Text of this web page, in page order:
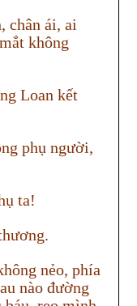
chân ái, ai
không
Loan kết
phụ người,
ta!
nẻo, phía
nào đường